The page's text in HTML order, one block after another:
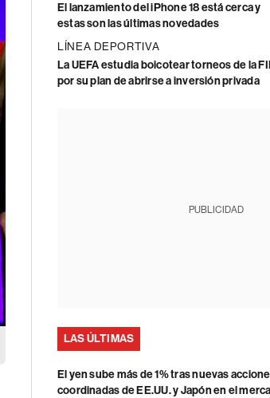
El lanzamiento del iPhone 18 está cerca y
estas son las últimas novedades
LÍNEA DEPORTIVA
La UEFA estudia boicotear torneos de la
por su plan de abrirse a inversión privada
PUBLICIDAD
LAS ÚLTIMAS
El yen sube más de 1% tras nuevas
coordinadas de EE.UU. y Japón en el